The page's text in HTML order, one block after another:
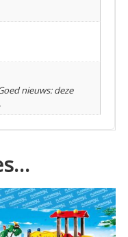
nieuws: deze